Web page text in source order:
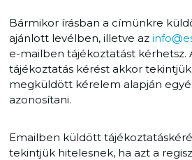
Bármikor írásban a címünkre
ajánlott levélben, illetve az
e-mailben tájékoztatást
tájékoztatás kérést akkor
megküldött kérelem alapján
azonosítani.
Emailben küldött
tekintjük hitelesnek, ha azt a